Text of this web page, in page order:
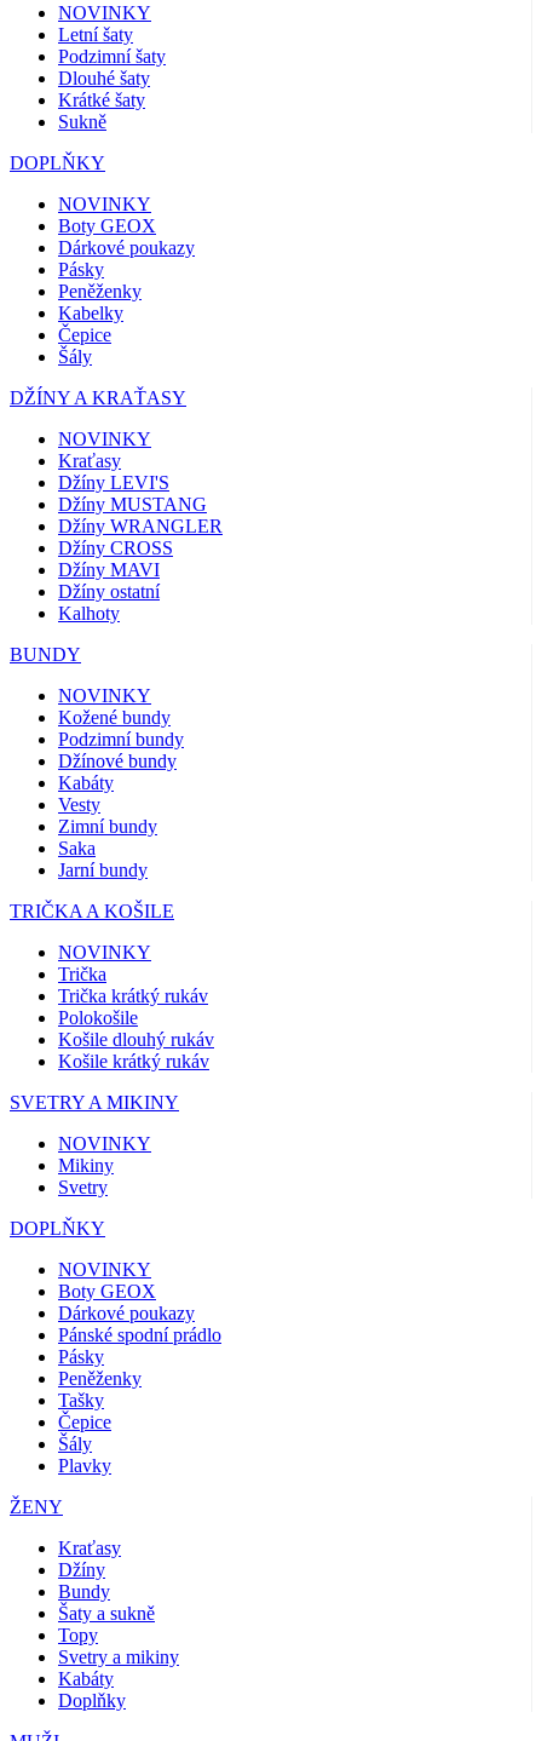
NOVINKY
Letní šaty
Podzimní šaty
Dlouhé šaty
Krátké šaty
Sukně
DOPLŇKY
NOVINKY
Boty GEOX
Dárkové poukazy
Pásky
Peněženky
Kabelky
Čepice
Šály
DŽÍNY A KRAŤASY
NOVINKY
Kraťasy
Džíny LEVI'S
Džíny MUSTANG
Džíny WRANGLER
Džíny CROSS
Džíny MAVI
Džíny ostatní
Kalhoty
BUNDY
NOVINKY
Kožené bundy
Podzimní bundy
Džínové bundy
Kabáty
Vesty
Zimní bundy
Saka
Jarní bundy
TRIČKA A KOŠILE
NOVINKY
Trička
Trička krátký rukáv
Polokošile
Košile dlouhý rukáv
Košile krátký rukáv
SVETRY A MIKINY
NOVINKY
Mikiny
Svetry
DOPLŇKY
NOVINKY
Boty GEOX
Dárkové poukazy
Pánské spodní prádlo
Pásky
Peněženky
Tašky
Čepice
Šály
Plavky
ŽENY
Kraťasy
Džíny
Bundy
Šaty a sukně
Topy
Svetry a mikiny
Kabáty
Doplňky